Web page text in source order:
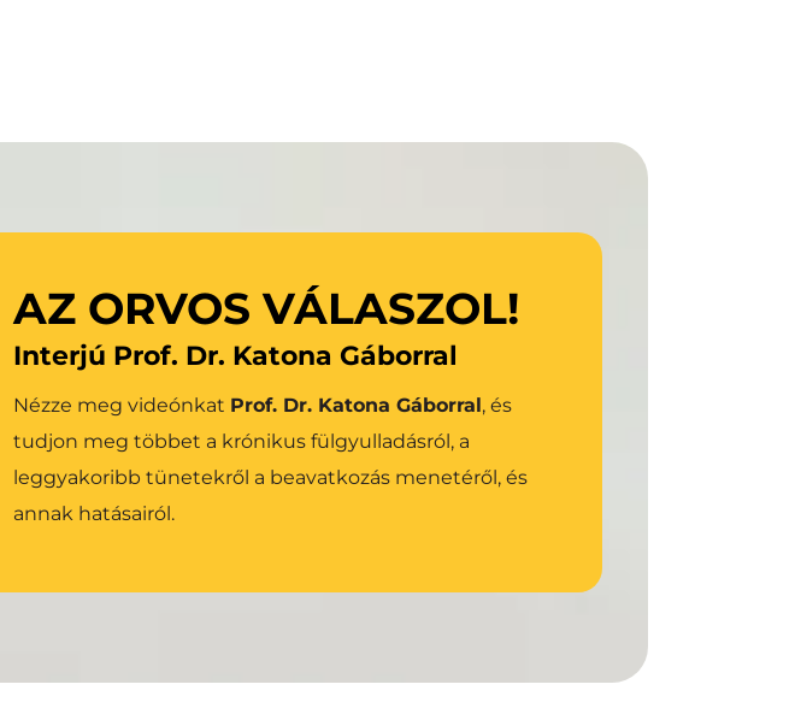
a lehető legtöbbet hozza ki hallásából.
Bővebben az Osia-ról
AZ ORVOS VÁLASZOL!
Interjú Prof. Dr. Katona Gáborral
Nézze meg videónkat Prof. Dr. Katona Gáborral, és
tudjon meg többet a krónikus fülgyulladásról, a
leggyakoribb tünetekről a beavatkozás menetéről, és
annak hatásairól.